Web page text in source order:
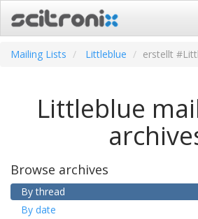
Mailing Lists
Littleblue erstellt
Littleblue
Browse archives
By thread
By date